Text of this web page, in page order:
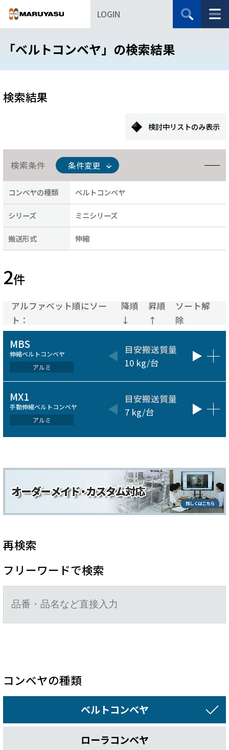
LOGIN
「ベルトコンベヤ」の検索結果
検索結果
検討中リストのみ表示
検索条件 条件変更
コンベヤの種類 ベルトコンベヤ
シリーズ ミニシリーズ
搬送形式 伸縮
2件
アルファベット順にソー
ト：
降順
↓
昇順
↑
ソート解
除
MBS
伸縮ベルトコンベヤ
アルミ
目安搬送質量
10 kg/台
ベルト
100～
MX1
手動伸縮ベルトコンベヤ
アルミ
目安搬送質量
7 kg/台
100～
再検索
フリーワードで検索
コンベヤの種類
ベルトコンベヤ
ローラコンベヤ